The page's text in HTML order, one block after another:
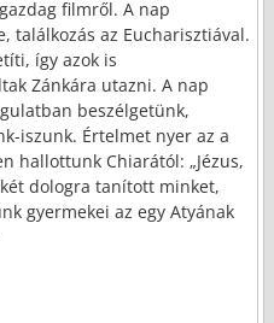
filmről. A nap
találkozás az Eucharisztiával.
így azok is
Zánkára utazni. A nap
beszélgetünk,
iszunk. Értelmet nyer az a
hallottunk Chiarától: „Jézus,
dologra tanított minket,
gyermekei az egy Atyának